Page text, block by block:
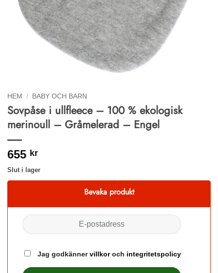
HEM / BABY OCH BARN
Sovpåse i ullfleece – 100 % ekologisk
merinoull – Gråmelerad – Engel
655 kr
Slut i lager
Bevaka produkt
Jag godkännervillkoroch integritetspolicy